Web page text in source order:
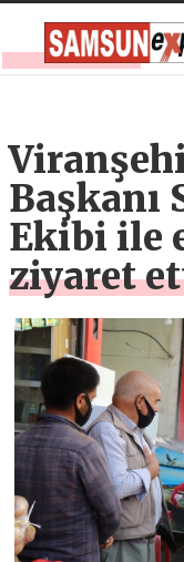
Başkanı
Ekibi ile
ziyaret